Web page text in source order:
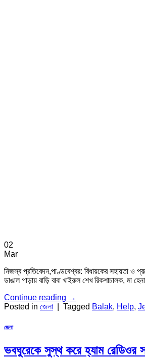
02
Mar
নিজস্ব প্রতিবেদন,পাণ্ডবেশ্বর: বিধায়কের সহায়তা ও
ডাঙাল পাড়ায় বাড়ি বাবা খাইরুল শেখ রিকশাচালক, মা
Continue reading →
Posted in জেলা Tagged Balak, Help,
জেলা
ভবঘুরেকে সুস্থ করে হ্যাম রেডিওর